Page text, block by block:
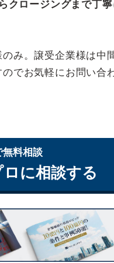
クロージングまで丁寧
み。譲受企業様は中
でお気軽にお問い合
無料相談
に相談する